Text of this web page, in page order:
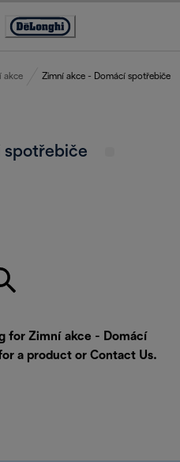
Accessibility
akce Zimní akce - Domácí spotřebiče
spotřebiče
for Zimní akce - Domácí
a product or Contact Us.